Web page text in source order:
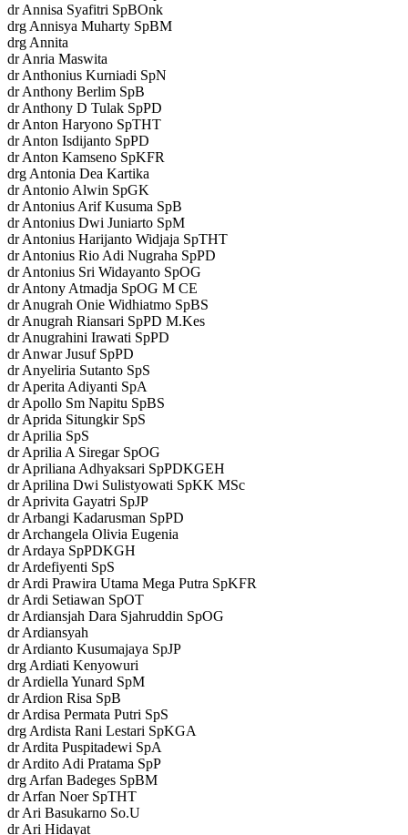
dr Annisa Syafitri SpBOnk
drg Annisya Muharty SpBM
drg Annita
dr Anria Maswita
dr Anthonius Kurniadi SpN
dr Anthony Berlim SpB
dr Anthony D Tulak SpPD
dr Anton Haryono SpTHT
dr Anton Isdijanto SpPD
dr Anton Kamseno SpKFR
drg Antonia Dea Kartika
dr Antonio Alwin SpGK
dr Antonius Arif Kusuma SpB
dr Antonius Dwi Juniarto SpM
dr Antonius Harijanto Widjaja SpTHT
dr Antonius Rio Adi Nugraha SpPD
dr Antonius Sri Widayanto SpOG
dr Antony Atmadja SpOG M CE
dr Anugrah Onie Widhiatmo SpBS
dr Anugrah Riansari SpPD M.Kes
dr Anugrahini Irawati SpPD
dr Anwar Jusuf SpPD
dr Anyeliria Sutanto SpS
dr Aperita Adiyanti SpA
dr Apollo Sm Napitu SpBS
dr Aprida Situngkir SpS
dr Aprilia SpS
dr Aprilia A Siregar SpOG
dr Apriliana Adhyaksari SpPDKGEH
dr Aprilina Dwi Sulistyowati SpKK MSc
dr Aprivita Gayatri SpJP
dr Arbangi Kadarusman SpPD
dr Archangela Olivia Eugenia
dr Ardaya SpPDKGH
dr Ardefiyenti SpS
dr Ardi Prawira Utama Mega Putra SpKFR
dr Ardi Setiawan SpOT
dr Ardiansjah Dara Sjahruddin SpOG
dr Ardiansyah
dr Ardianto Kusumajaya SpJP
drg Ardiati Kenyowuri
dr Ardiella Yunard SpM
dr Ardion Risa SpB
dr Ardisa Permata Putri SpS
drg Ardista Rani Lestari SpKGA
dr Ardita Puspitadewi SpA
dr Ardito Adi Pratama SpP
drg Arfan Badeges SpBM
dr Arfan Noer SpTHT
dr Ari Basukarno So.U
dr Ari Hidayat